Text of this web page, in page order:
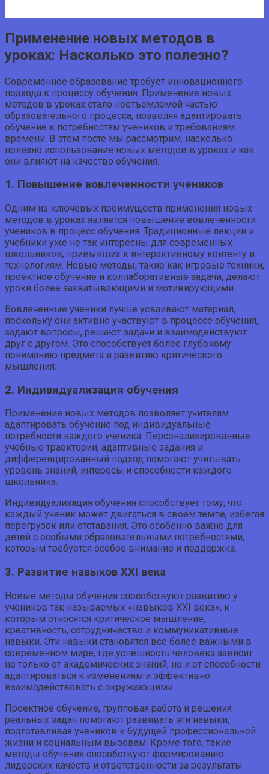
Применение новых методов в
уроках: Насколько это полезно?
Современное образование требует инновационного
подхода к процессу обучения. Применение новых
методов в уроках стало неотъемлемой частью
образовательного процесса, позволяя адаптировать
обучение к потребностям учеников и требованиям
времени. В этом посте мы рассмотрим, насколько
полезно использование новых методов в уроках и как
они влияют на качество обучения.
1. Повышение вовлеченности учеников
Одним из ключевых преимуществ применения новых
методов в уроках является повышение вовлеченности
учеников в процесс обучения. Традиционные лекции и
учебники уже не так интересны для современных
школьников, привыкших к интерактивному контенту и
технологиям. Новые методы, такие как игровые техники,
проектное обучение и коллаборативные задачи, делают
уроки более захватывающими и мотивирующими.
Вовлеченные ученики лучше усваивают материал,
поскольку они активно участвуют в процессе обучения,
задают вопросы, решают задачи и взаимодействуют
друг с другом. Это способствует более глубокому
пониманию предмета и развитию критического
мышления.
2. Индивидуализация обучения
Применение новых методов позволяет учителям
адаптировать обучение под индивидуальные
потребности каждого ученика. Персонализированные
учебные траектории, адаптивные задания и
дифференцированный подход помогают учитывать
уровень знаний, интересы и способности каждого
школьника.
Индивидуализация обучения способствует тому, что
каждый ученик может двигаться в своем темпе, избегая
перегрузок или отставания. Это особенно важно для
детей с особыми образовательными потребностями,
которым требуется особое внимание и поддержка.
3. Развитие навыков XXI века
Новые методы обучения способствуют развитию у
учеников так называемых «навыков XXI века», к
которым относятся критическое мышление,
креативность, сотрудничество и коммуникативные
навыки. Эти навыки становятся все более важными в
современном мире, где успешность человека зависит
не только от академических знаний, но и от способности
адаптироваться к изменениям и эффективно
взаимодействовать с окружающими.
Проектное обучение, групповая работа и решения
реальных задач помогают развивать эти навыки,
подготавливая учеников к будущей профессиональной
жизни и социальным вызовам. Кроме того, такие
методы обучения способствуют формированию
лидерских качеств и ответственности за результаты